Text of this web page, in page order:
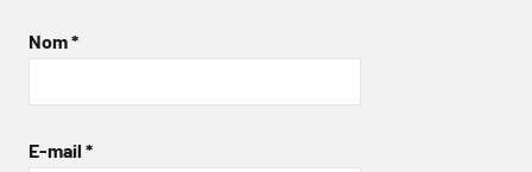
Nom*
E-mail *